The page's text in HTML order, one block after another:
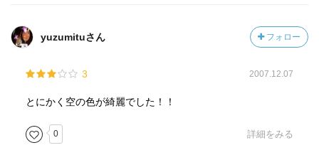
yuzumituさん フォロー
3 2007.12.07
とにかく空の色が綺麗でした！！
0 詳細をみる